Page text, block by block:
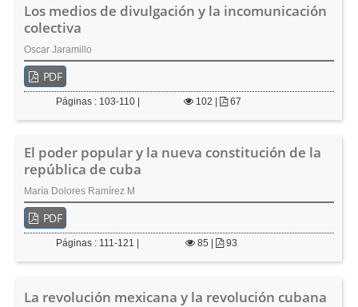
Los medios de divulgación y la incomunicación
colectiva
Oscar Jaramillo
PDF
Páginas : 103-110 | 102 | 67
El poder popular y la nueva constitución de la
república de cuba
María Dolores Ramírez M
PDF
Páginas : 111-121 | 85 | 93
La revolución mexicana y la revolución cubana